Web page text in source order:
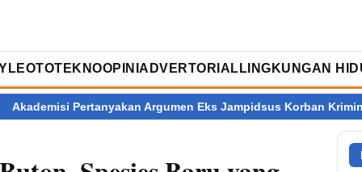
OTOTEKNOOPINI ADVERTORIAL LINGKUNGAN
Pertanyakan Argumen Eks Jampidsus Korban Kriminalisasi